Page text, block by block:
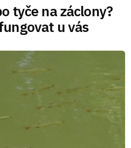
tyče na záclony?
u vás